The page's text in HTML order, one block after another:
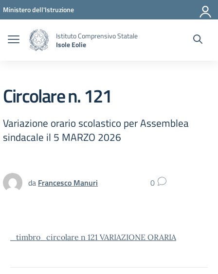
Vai ai contenuti
Vai al menu di navigazione
Vai al footer
Ministero dell'Istruzione
Istituto Comprensivo Statale
Isole Eolie
Circolare n. 121
Variazione orario scolastico per Assemblea
sindacale il 5 MARZO 2026
da Francesco Manuri 0
_timbro_circolare n 121 VARIAZIONE ORARIA